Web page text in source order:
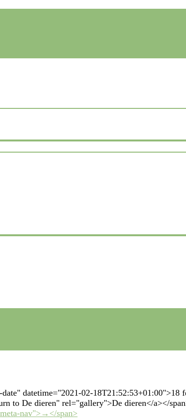
datetime="2021-02-18T21:52:53+01:00">18
to De dieren" rel="gallery">De dieren</a></
nav">→</span>